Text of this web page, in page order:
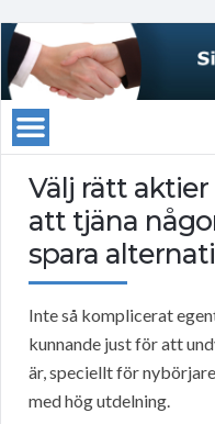
Välj rätt
att tjäna
spara
Inte så komplicerat
kunnande just för att
är, speciellt för
med hög utdelning.